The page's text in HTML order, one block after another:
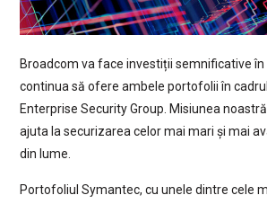
Broadcom va face investiții semnificative
continua să ofere ambele portofolii în
Enterprise Security Group. Misiunea
ajuta la securizarea celor mai mari și mai
din lume.
Portofoliul Symantec, cu unele dintre cele